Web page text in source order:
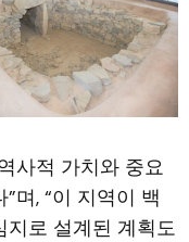
사적 가치와 중요
며, “이 지역이 백
로 설계된 계획도